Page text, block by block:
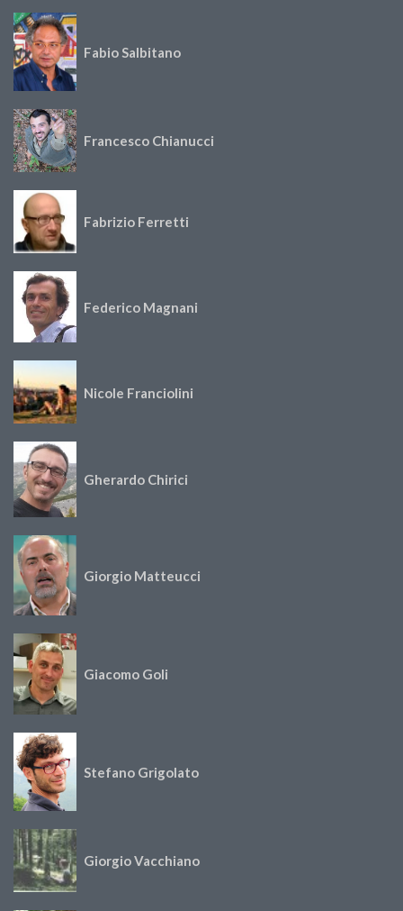
Fabio Salbitano
Francesco Chianucci
Fabrizio Ferretti
Federico Magnani
Nicole Franciolini
Gherardo Chirici
Giorgio Matteucci
Giacomo Goli
Stefano Grigolato
Giorgio Vacchiano